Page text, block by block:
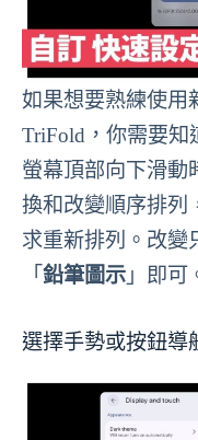
如果想要熟練使用
TriFold，你需要知
螢幕頂部向下滑動
換和改變順序排列
求重新排列。改變
「 鉛筆圖示 」即可
選擇手勢或按鈕導